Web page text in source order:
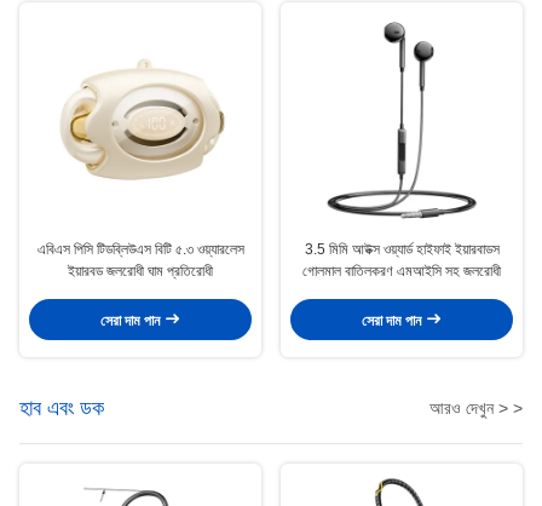
এবিএস পিসি টিডব্লিউএস বিটি ৫.৩ ওয়্যারলেস
ইয়ারবড জলরোধী ঘাম প্রতিরোধী
সেরা দাম পান
3.5 মিমি আউক্স ওয়্যার্ড হাইফাই ইয়ারবাডস
গোলমাল বাতিলকরণ এমআইসি সহ জলরোধী
সেরা দাম পান
হাব এবং ডক আরও দেখুন > >